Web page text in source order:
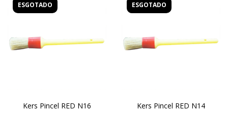
ESGOTADO
Kers Pincel RED N16
ESGOTADO
Kers Pincel RED N14